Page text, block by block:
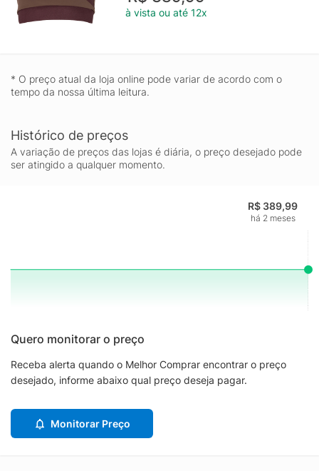
à vista ou até 12x
* O preço atual da loja online pode variar de acordo com o
tempo da nossa última leitura.
Histórico de preços
A variação de preços das lojas é diária, o preço desejado pode
ser atingido a qualquer momento.
R$ 389,99
há 2 meses
Quero monitorar o preço
Receba alerta quando o Melhor Comprar encontrar o preço
desejado, informe abaixo qual preço deseja pagar.
Monitorar Preço